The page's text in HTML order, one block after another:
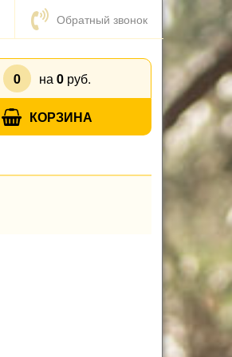
Обратный звонок
0 на 0руб.
КОРЗИНА